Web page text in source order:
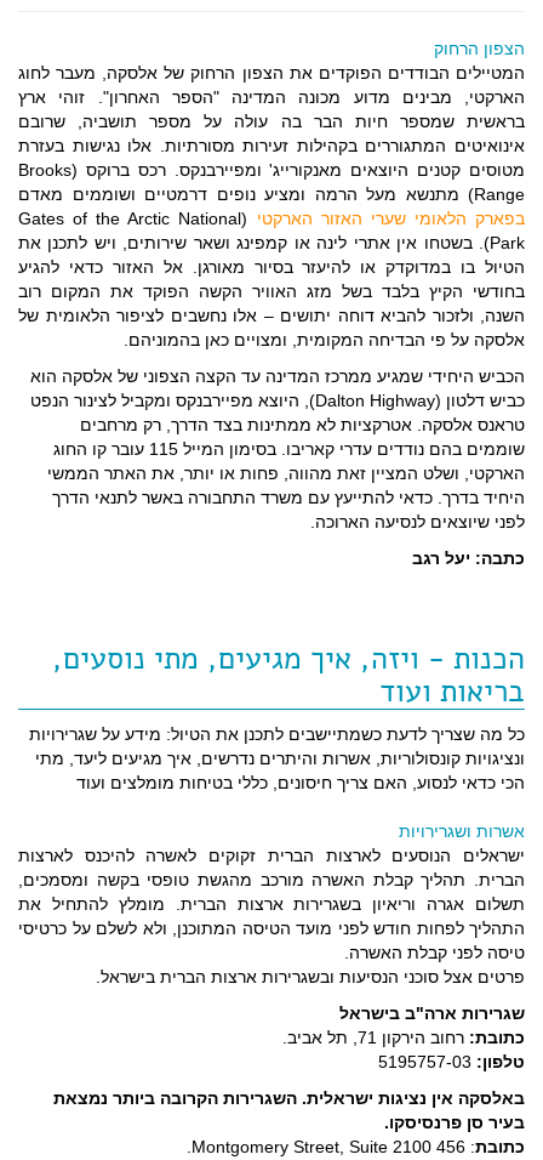
הצפון הרחוק
המטיילים הבודדים הפוקדים את הצפון הרחוק של אלסקה, מעבר לחוג
הארקטי, מבינים מדוע מכונה המדינה "הספר האחרון". זוהי ארץ
בראשית שמספר חיות הבר בה עולה על מספר תושביה, שרובם
אינואיטים המתגוררים בקהילות זעירות מסורתיות. אלו נגישות בעזרת
מטוסים קטנים היוצאים מאנקורייג' ומפיירבנקס. רכס ברוקס (Brooks
Range) מתנשא מעל הרמה ומציע נופים דרמטיים ושוממים מאדם
בפארק הלאומי שערי האזור הארקטי
(Gates of the Arctic National
Park). בשטחו אין אתרי לינה או קמפינג ושאר שירותים, ויש לתכנן את
הטיול בו במדוקדק או להיעזר בסיור מאורגן. אל האזור כדאי להגיע
בחודשי הקיץ בלבד בשל מזג האוויר הקשה הפוקד את המקום רוב
השנה, ולזכור להביא דוחה יתושים – אלו נחשבים לציפור הלאומית של
אלסקה על פי הבדיחה המקומית, ומצויים כאן בהמוניהם.
הכביש היחידי שמגיע ממרכז המדינה עד הקצה הצפוני של אלסקה הוא
כביש דלטון (Dalton Highway), היוצא מפיירבנקס ומקביל לצינור הנפט
טראנס אלסקה. אטרקציות לא ממתינות בצד הדרך, רק מרחבים
שוממים בהם נודדים עדרי קאריבו. בסימון המייל 115 עובר קו החוג
הארקטי, ושלט המציין זאת מהווה, פחות או יותר, את האתר הממשי
היחיד בדרך. כדאי להתייעץ עם משרד התחבורה באשר לתנאי הדרך
לפני שיוצאים לנסיעה הארוכה.
כתבה: יעל רגב
הכנות - ויזה, איך מגיעים, מתי נוסעים,
בריאות ועוד
כל מה שצריך לדעת כשמתיישבים לתכנן את הטיול: מידע על שגרירויות
ונציגויות קונסולוריות, אשרות והיתרים נדרשים, איך מגיעים ליעד, מתי
הכי כדאי לנסוע, האם צריך חיסונים, כללי בטיחות מומלצים ועוד
אשרות ושגרירויות
ישראלים הנוסעים לארצות הברית זקוקים לאשרה להיכנס לארצות
הברית. תהליך קבלת האשרה מורכב מהגשת טופסי בקשה ומסמכים,
תשלום אגרה וריאיון בשגרירות ארצות הברית. מומלץ להתחיל את
התהליך לפחות חודש לפני מועד הטיסה המתוכנן, ולא לשלם על כרטיסי
טיסה לפני קבלת האשרה.
פרטים אצל סוכני הנסיעות ובשגרירות ארצות הברית בישראל.
שגרירות ארה"ב בישראל
כתובת: רחוב הירקון 71, תל אביב.
טלפון:
באלסקה אין נציגות ישראלית. השגרירות הקרובה ביותר נמצאת
בעיר סן פרנסיסקו.
כתובת: 456 Montgomery Street, Suite 2100.